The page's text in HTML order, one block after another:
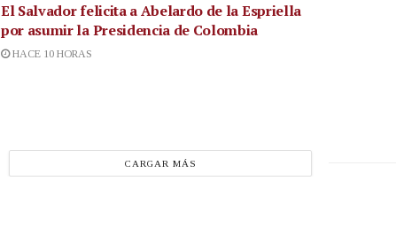
El Salvador felicita a Abelardo de la Espriella
por asumir la Presidencia de Colombia
HACE 10 HORAS
CARGAR MÁS